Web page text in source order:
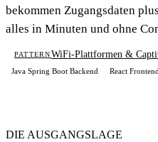
bekommen Zugangsdaten
alles in Minuten und ohne
PATTERNWiFi-Plattformen &
Java Spring Boot Backend React Frontend
DIE AUSGANGSLAGE